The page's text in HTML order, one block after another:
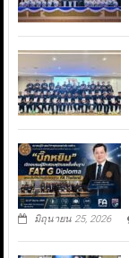
มิถุนายน 25, 2026